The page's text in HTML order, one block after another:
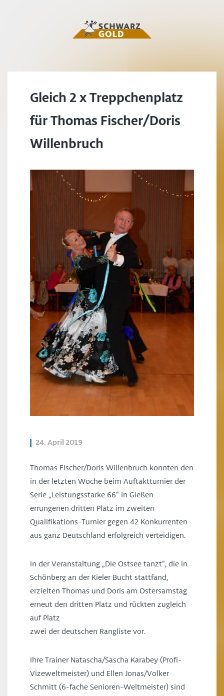
Gleich 2 x Treppchenplatz
für Thomas Fischer/Doris
Willenbruch
24. April 2019
Thomas Fischer/Doris Willenbruch konnten den
in der letzten Woche beim Auftaktturnier der
Serie „Leistungsstarke 66“ in Gießen
errungenen dritten Platz im zweiten
Qualifikations-Turnier gegen 42 Konkurrenten
aus ganz Deutschland erfolgreich verteidigen.
In der Veranstaltung „Die Ostsee tanzt“, die in
Schönberg an der Kieler Bucht stattfand,
erzielten Thomas und Doris am Ostersamstag
erneut den dritten Platz und rückten zugleich
auf Platz
zwei der deutschen Rangliste vor.
Ihre Trainer Natascha/Sascha Karabey (Profi-
Vizeweltmeister) und Ellen Jonas/Volker
Schmitt (6-fache Senioren-Weltmeister) sind